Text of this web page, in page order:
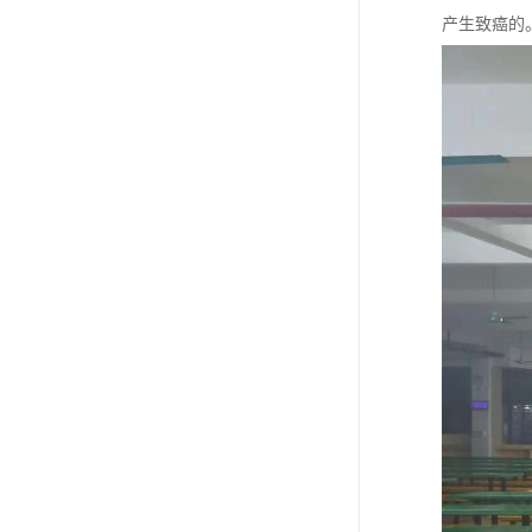
产生致癌的